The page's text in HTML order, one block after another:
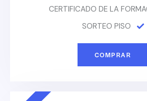
CERTIFICADO DE LA
SORTEO PISO
COMPRAR